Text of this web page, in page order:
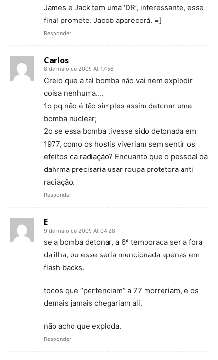
James e Jack tem uma ‘DR’, interessante, esse
final promete. Jacob aparecerá. =]
Responder
Carlos
8 de maio de 2009 At 17:56
Creio que a tal bomba não vai nem explodir
coisa nenhuma….
1o pq não é tão simples assim detonar uma
bomba nuclear;
2o se essa bomba tivesse sido detonada em
1977, como os hostis viveriam sem sentir os
efeitos da radiação? Enquanto que o pessoal da
dahrma precisaria usar roupa protetora anti
radiação.
Responder
E
9 de maio de 2009 At 04:28
se a bomba detonar, a 6º temporada seria fora
da ilha, ou esse seria mencionada apenas em
flash backs.
todos que “pertenciam” a 77 morreriam, e os
demais jamais chegariam ali.
não acho que exploda.
Responder